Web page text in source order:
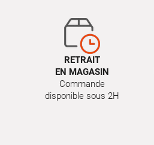
RETRAIT
EN MAGASIN
Commande
disponible sous 2H